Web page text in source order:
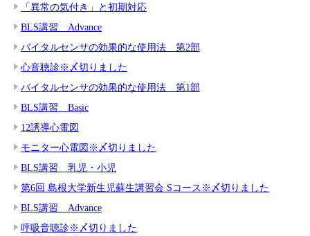
「異常の気付き」と初期対応
BLS講習 Advance
バイタルセンサの効果的な使用法 第2部
心音聴診※〆切りました
バイタルセンサの効果的な使用法 第1部
BLS講習 Basic
12誘導心電図
モニター心電図※〆切りました
BLS講習 乳児・小児
第6回 島根大学新生児蘇生講習会 Sコース※〆切りました
BLS講習 Advance
呼吸音聴診※〆切りました